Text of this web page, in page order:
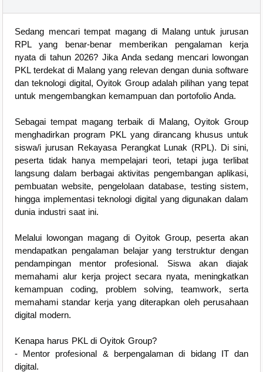
Sedang mencari tempat magang di Malang untuk jurusan
RPL yang benar-benar memberikan pengalaman kerja
nyata di tahun 2026? Jika Anda sedang mencari lowongan
PKL terdekat di Malang yang relevan dengan dunia software
dan teknologi digital, Oyitok Group adalah pilihan yang tepat
untuk mengembangkan kemampuan dan portofolio Anda.
Sebagai tempat magang terbaik di Malang, Oyitok Group
menghadirkan program PKL yang dirancang khusus untuk
siswa/i jurusan Rekayasa Perangkat Lunak (RPL). Di sini,
peserta tidak hanya mempelajari teori, tetapi juga terlibat
langsung dalam berbagai aktivitas pengembangan aplikasi,
pembuatan website, pengelolaan database, testing sistem,
hingga implementasi teknologi digital yang digunakan dalam
dunia industri saat ini.
Melalui lowongan magang di Oyitok Group, peserta akan
mendapatkan pengalaman belajar yang terstruktur dengan
pendampingan mentor profesional. Siswa akan diajak
memahami alur kerja project secara nyata, meningkatkan
kemampuan coding, problem solving, teamwork, serta
memahami standar kerja yang diterapkan oleh perusahaan
digital modern.
Kenapa harus PKL di Oyitok Group?
- Mentor profesional & berpengalaman di bidang IT dan
digital.